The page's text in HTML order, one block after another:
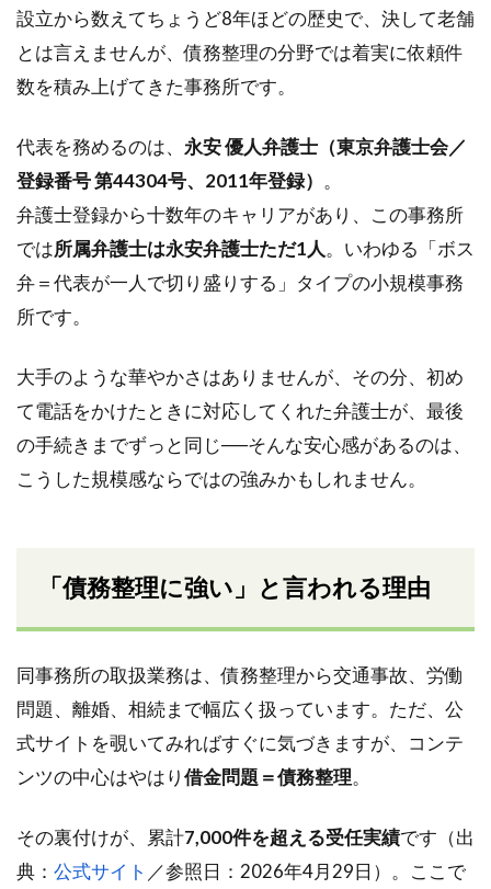
設立から数えてちょうど8年ほどの歴史で、決して老舗
とは言えませんが、債務整理の分野では着実に依頼件
数を積み上げてきた事務所です。
代表を務めるのは、 永安 優人弁護士（東京弁護士会／
登録番号 第44304号、2011年登録） 。
弁護士登録から十数年のキャリアがあり、この事務所
では所属弁護士は永安弁護士ただ1人。いわゆる「ボス
弁＝代表が一人で切り盛りする」タイプの小規模事務
所です。
大手のような華やかさはありませんが、その分、初め
て電話をかけたときに対応してくれた弁護士が、最後
の手続きまでずっと同じ──そんな安心感があるのは、
こうした規模感ならではの強みかもしれません。
「債務整理に強い」と言われる理由
同事務所の取扱業務は、債務整理から交通事故、労働
問題、離婚、相続まで幅広く扱っています。ただ、公
式サイトを覗いてみればすぐに気づきますが、コンテ
ンツの中心はやはり借金問題＝債務整理。
その裏付けが、累計7,000件を超える受任実績です（出
典： 公式サイト ／参照日：2026年4月29日）。ここで